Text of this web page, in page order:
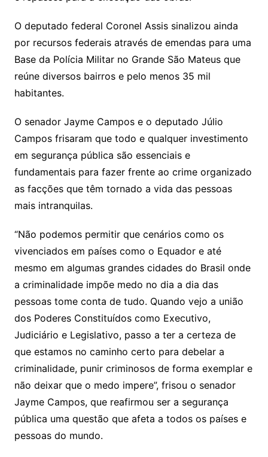
O deputado federal Coronel Assis sinalizou ainda
por recursos federais através de emendas para uma
Base da Polícia Militar no Grande São Mateus que
reúne diversos bairros e pelo menos 35 mil
habitantes.
O senador Jayme Campos e o deputado Júlio
Campos frisaram que todo e qualquer investimento
em segurança pública são essenciais e
fundamentais para fazer frente ao crime organizado
as facções que têm tornado a vida das pessoas
mais intranquilas.
“Não podemos permitir que cenários como os
vivenciados em países como o Equador e até
mesmo em algumas grandes cidades do Brasil onde
a criminalidade impõe medo no dia a dia das
pessoas tome conta de tudo. Quando vejo a união
dos Poderes Constituídos como Executivo,
Judiciário e Legislativo, passo a ter a certeza de
que estamos no caminho certo para debelar a
criminalidade, punir criminosos de forma exemplar e
não deixar que o medo impere”, frisou o senador
Jayme Campos, que reafirmou ser a segurança
pública uma questão que afeta a todos os países e
pessoas do mundo.